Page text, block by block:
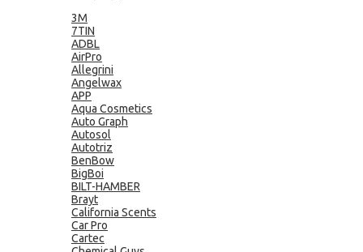
3M
7TIN
ADBL
AirPro
Allegrini
Angelwax
APP
Aqua Cosmetics
Auto Graph
Autosol
Autotriz
BenBow
BigBoi
BILT-HAMBER
Brayt
California Scents
Car Pro
Cartec